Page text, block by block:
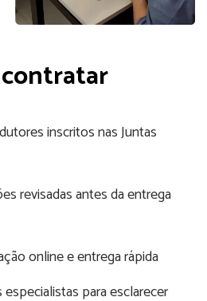
inscritos nas Juntas
revisadas antes da entrega
online e entrega rápida
para esclarecer